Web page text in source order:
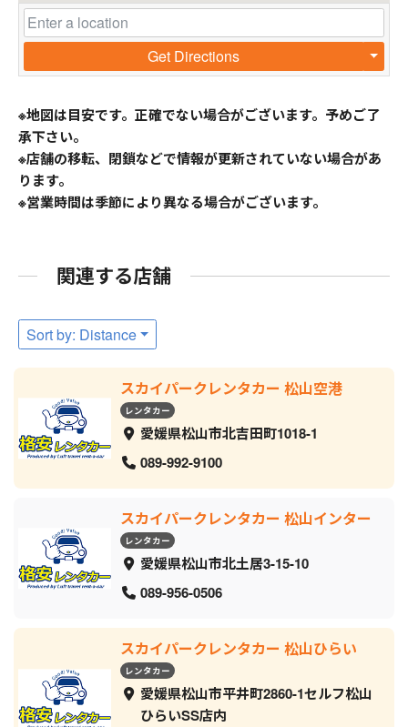
Get Directions
※地図は目安です。正確でない場合がございます。予めご了
承下さい。
※店舗の移転、閉鎖などで情報が更新されていない場合があ
ります。
※営業時間は季節により異なる場合がございます。
関連する店舗
Sort by: Distance
スカイパークレンタカー 松山空港
レンタカー
愛媛県松山市北吉田町1018-1
089-992-9100
スカイパークレンタカー 松山インター
レンタカー
愛媛県松山市北土居3-15-10
089-956-0506
スカイパークレンタカー 松山ひらい
レンタカー
愛媛県松山市平井町2860-1セルフ松山
ひらいSS店内